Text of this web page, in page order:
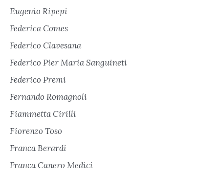
Eugenio Ripepi
Federica Comes
Federico Clavesana
Federico Pier Maria Sanguineti
Federico Premi
Fernando Romagnoli
Fiammetta Cirilli
Fiorenzo Toso
Franca Berardi
Franca Canero Medici